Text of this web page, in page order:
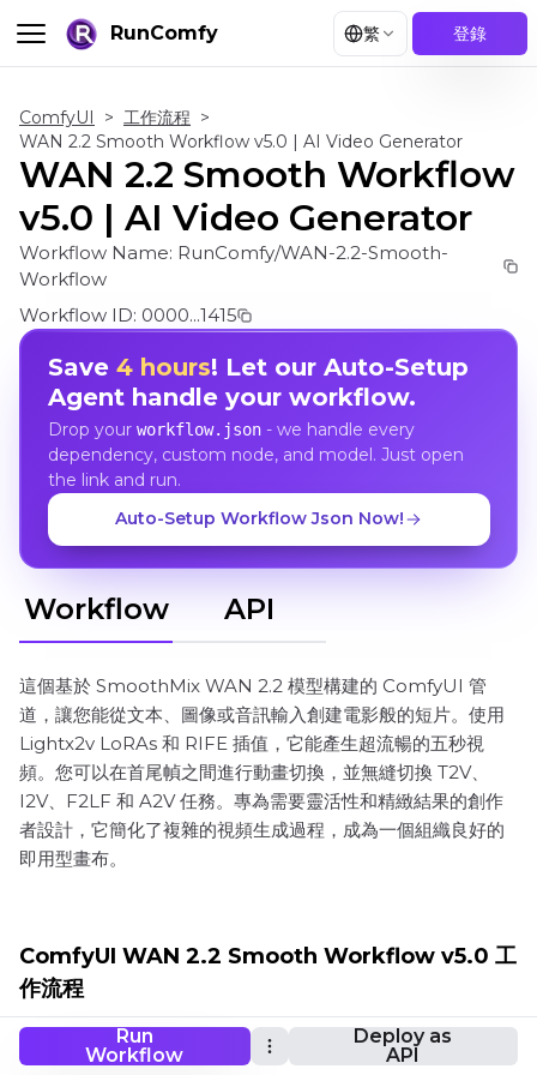
RunComfy 繁 登錄
Run
Workflow
Deploy as
API
ComfyUI > 工作流程 >
WAN 2.2 Smooth Workflow v5.0 | AI Video Generator
WAN 2.2 Smooth Workflow
v5.0 | AI Video Generator
Workflow Name: RunComfy/WAN-2.2-Smooth-
Workflow
Workflow ID: 0000...1415
Save 4 hours! Let our Auto-Setup
Agent handle your workflow.
Drop your workflow.json- we handle every
dependency, custom node, and model. Just open
the link and run.
Auto-Setup Workflow Json Now!
Workflow API
這個基於 SmoothMix WAN 2.2 模型構建的 ComfyUI 管
道，讓您能從文本、圖像或音訊輸入創建電影般的短片。使用
Lightx2v LoRAs 和 RIFE 插值，它能產生超流暢的五秒視
頻。您可以在首尾幀之間進行動畫切換，並無縫切換 T2V、
I2V、F2LF 和 A2V 任務。專為需要靈活性和精緻結果的創作
者設計，它簡化了複雜的視頻生成過程，成為一個組織良好的
即用型畫布。
ComfyUI WAN 2.2 Smooth Workflow v5.0 工
作流程